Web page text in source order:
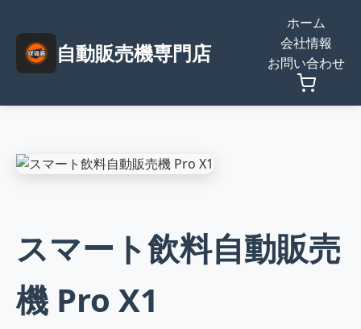
自動販売機専門店
ホーム
会社情報
お問い合わせ
スマート飲料自動販売
機 Pro X1